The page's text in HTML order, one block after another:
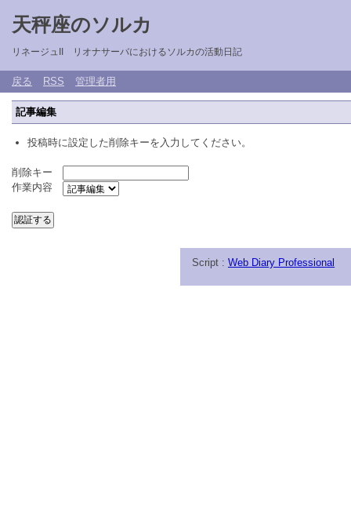
天秤座のソルカ
リネージュII リオナサーバにおけるソルカの活動日記
戻る RSS 管理者用
記事編集
投稿時に設定した削除キーを入力してください。
削除キー
作業内容
Script : Web Diary Professional